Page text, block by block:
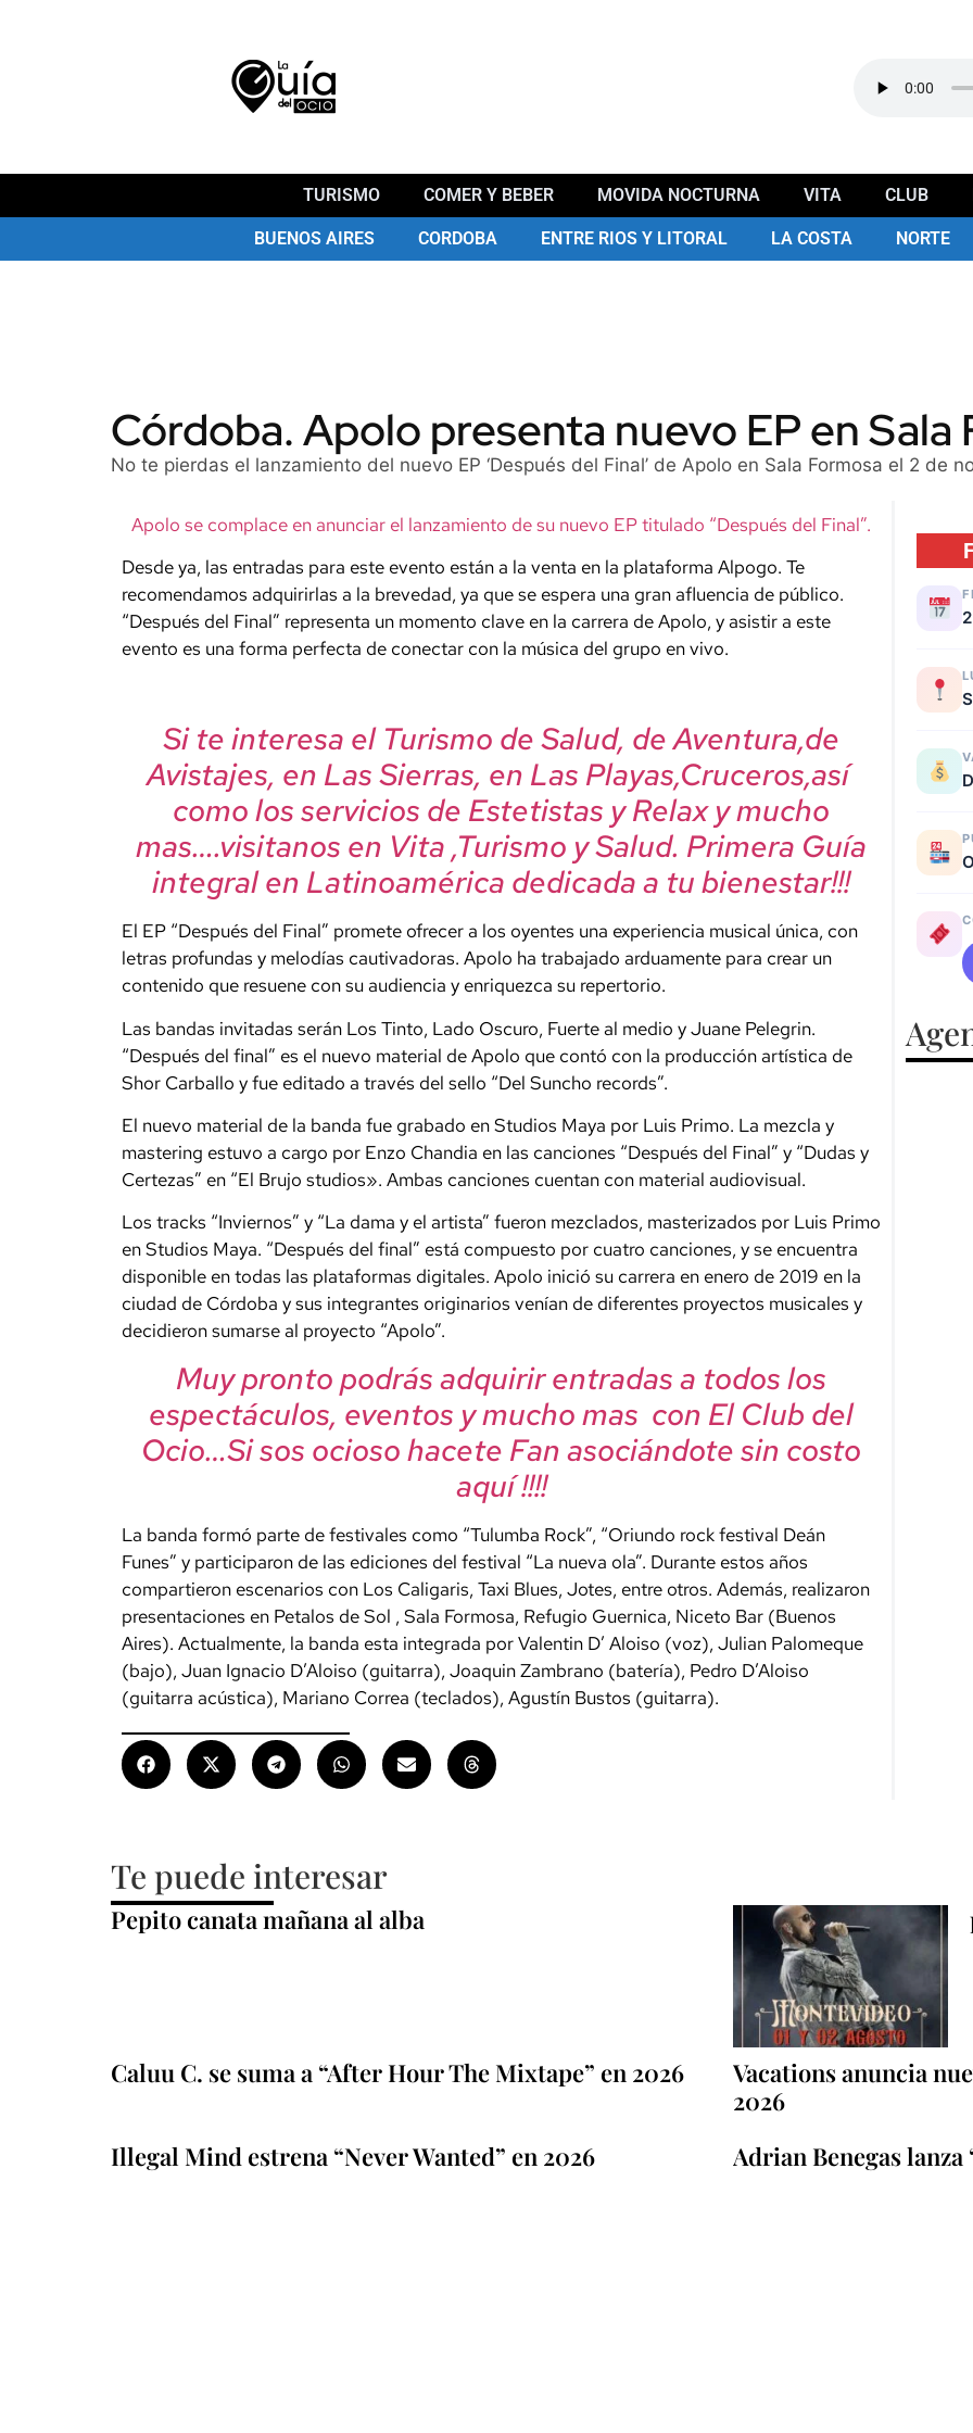
TURISMO COMER Y BEBER MOVIDA NOCTURNA VITA CLUB
BUENOS AIRES CORDOBA ENTRE RIOS Y LITORAL LA COSTA NORTE
Córdoba. Apolo presenta nuevo EP en Sala
No te pierdas el lanzamiento del nuevo EP ‘Después del Final’ de Apolo en Sala Formosa el 2 de
Apolo se complace en anunciar el lanzamiento de su nuevo EP titulado “Después del Final”.
Desde ya, las entradas para este evento están a la venta en la plataforma Alpogo. Te
recomendamos adquirirlas a la brevedad, ya que se espera una gran afluencia de público.
“Después del Final” representa un momento clave en la carrera de Apolo, y asistir a este
evento es una forma perfecta de conectar con la música del grupo en vivo.
Si te interesa el Turismo de Salud, de Aventura,de
Avistajes, en Las Sierras, en Las Playas,Cruceros,así
como los servicios de Estetistas y Relax y mucho
mas….visitanos en Vita ,Turismo y Salud. Primera Guía
integral en Latinoamérica dedicada a tu bienestar!!!
El EP “Después del Final” promete ofrecer a los oyentes una experiencia musical única, con
letras profundas y melodías cautivadoras. Apolo ha trabajado arduamente para crear un
contenido que resuene con su audiencia y enriquezca su repertorio.
Las bandas invitadas serán Los Tinto, Lado Oscuro, Fuerte al medio y Juane Pelegrin.
“Después del final” es el nuevo material de Apolo que contó con la producción artística de
Shor Carballo y fue editado a través del sello “Del Suncho records”.
El nuevo material de la banda fue grabado en Studios Maya por Luis Primo. La mezcla y
mastering estuvo a cargo por Enzo Chandia en las canciones “Después del Final” y “Dudas y
Certezas” en “El Brujo studios». Ambas canciones cuentan con material audiovisual.
Los tracks “Inviernos” y “La dama y el artista” fueron mezclados, masterizados por Luis Primo
en Studios Maya. “Después del final” está compuesto por cuatro canciones, y se encuentra
disponible en todas las plataformas digitales. Apolo inició su carrera en enero de 2019 en la
ciudad de Córdoba y sus integrantes originarios venían de diferentes proyectos musicales y
decidieron sumarse al proyecto “Apolo”.
Muy pronto podrás adquirir entradas a todos los
espectáculos, eventos y mucho mas con El Club del
Ocio…Si sos ocioso hacete Fan asociándote sin costo
aquí !!!!
La banda formó parte de festivales como “Tulumba Rock”, “Oriundo rock festival Deán
Funes” y participaron de las ediciones del festival “La nueva ola”. Durante estos años
compartieron escenarios con Los Caligaris, Taxi Blues, Jotes, entre otros. Además, realizaron
presentaciones en Petalos de Sol , Sala Formosa, Refugio Guernica, Niceto Bar (Buenos
Aires). Actualmente, la banda esta integrada por Valentin D’ Aloiso (voz), Julian Palomeque
(bajo), Juan Ignacio D’Aloiso (guitarra), Joaquin Zambrano (batería), Pedro D’Aloiso
(guitarra acústica), Mariano Correa (teclados), Agustín Bustos (guitarra).
Te puede interesar
Pepito canata mañana al alba
Caluu C. se suma a “After Hour The Mixtape” en 2026
Vacations anuncia
2026
Illegal Mind estrena “Never Wanted” en 2026
Adrian Benegas